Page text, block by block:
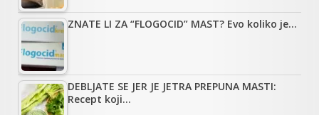
ZNATE LI ZA “FLOGOCID” MAST? Evo koliko je…
DEBLJATE SE JER JE JETRA PREPUNA MASTI:
Recept koji…